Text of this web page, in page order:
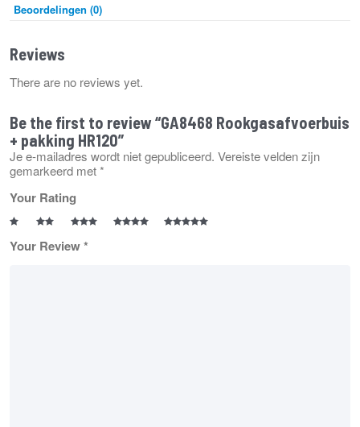
Beoordelingen (0)
Reviews
There are no reviews yet.
Be the first to review “GA8468 Rookgasafvoerbuis
+ pakking HR120”
Je e-mailadres wordt niet gepubliceerd. Vereiste velden zijn
gemarkeerd met*
Your Rating
Your Review*